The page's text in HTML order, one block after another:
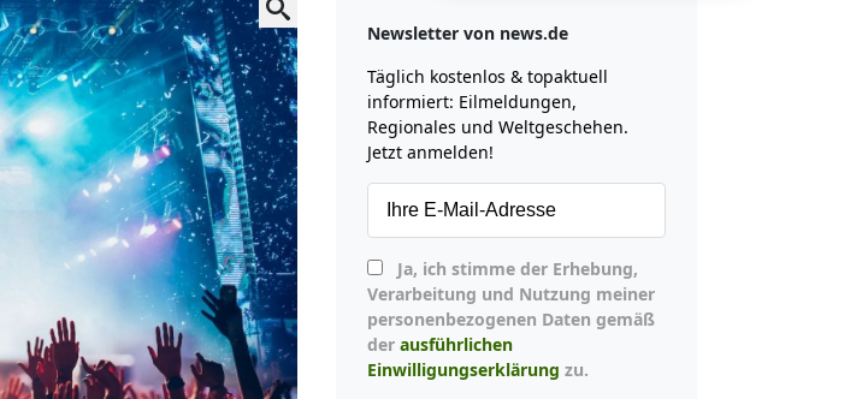
Newsletter von news.de
Täglich kostenlos & topaktuell
informiert: Eilmeldungen,
Regionales und Weltgeschehen.
Jetzt anmelden!
Verarbeitung und Nutzung meiner
personenbezogenen Daten gemäß
der ausführlichen
Einwilligungserklärung zu.